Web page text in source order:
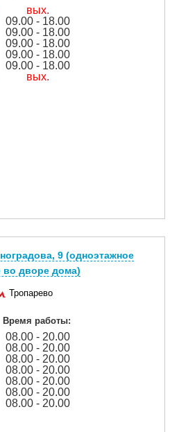
вых.
09.00 - 18.00
09.00 - 18.00
09.00 - 18.00
09.00 - 18.00
09.00 - 18.00
вых.
9 (одноэтажное
во дворе дома)
Тропарево
Время работы:
08.00 - 20.00
08.00 - 20.00
08.00 - 20.00
08.00 - 20.00
08.00 - 20.00
08.00 - 20.00
08.00 - 20.00